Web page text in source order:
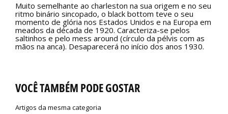
Muito semelhante ao charleston na sua origem e no seu
ritmo binário sincopado, o black bottom teve o seu
momento de glória nos Estados Unidos e na Europa em
meados da década de 1920. Caracteriza-se pelos
saltinhos e pelo mess around (círculo da pélvis com as
mãos na anca). Desaparecerá no início dos anos 1930.
VOCÊ TAMBÉM PODE GOSTAR
Artigos da mesma categoria